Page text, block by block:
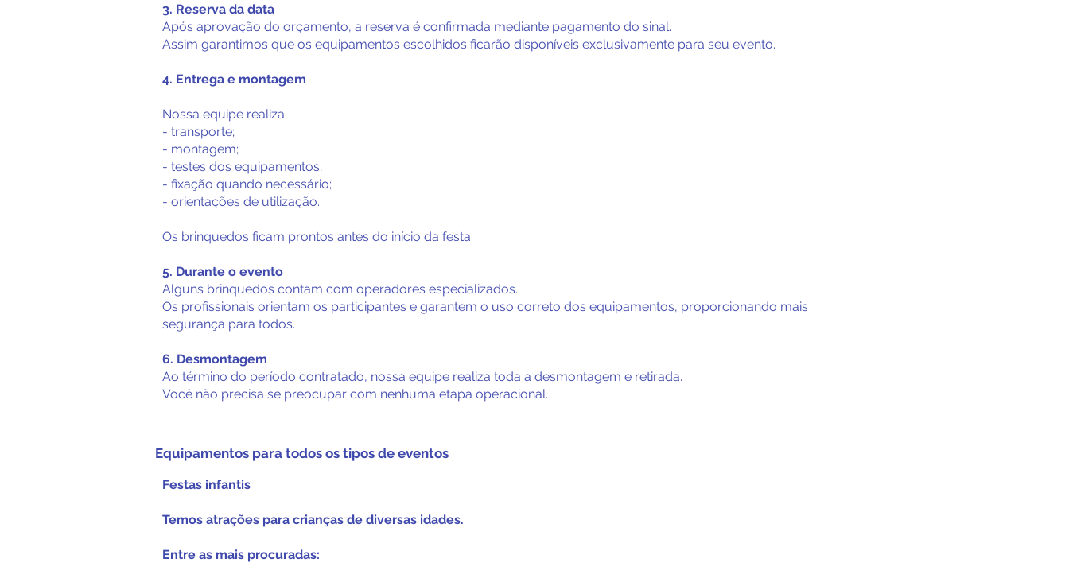
3. Reserva da data
Após aprovação do orçamento, a reserva é confirmada mediante pagamento do sinal.
Assim garantimos que os equipamentos escolhidos ficarão disponíveis exclusivamente para seu evento.
4. Entrega e montagem
Nossa equipe realiza:
- transporte;
- montagem;
- testes dos equipamentos;
- fixação quando necessário;
- orientações de utilização.
Os brinquedos ficam prontos antes do início da festa.
5. Durante o evento
Alguns brinquedos contam com operadores especializados.
Os profissionais orientam os participantes e garantem o uso correto dos equipamentos, proporcionando mais
segurança para todos.
6. Desmontagem
Ao término do período contratado, nossa equipe realiza toda a desmontagem e retirada.
Você não precisa se preocupar com nenhuma etapa operacional.
Equipamentos para todos os tipos de eventos
Festas infantis
Temos atrações para crianças de diversas idades.
Entre as mais procuradas: